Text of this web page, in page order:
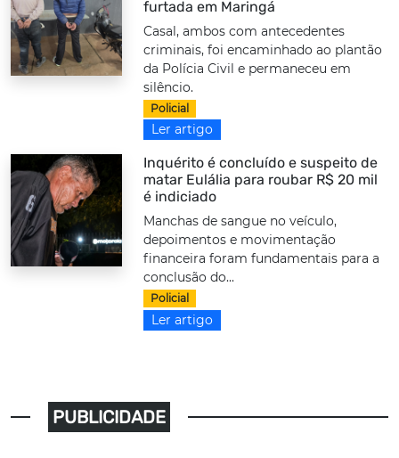
furtada em Maringá
Casal, ambos com antecedentes
criminais, foi encaminhado ao plantão
da Polícia Civil e permaneceu em
silêncio.
Policial
Ler artigo
Inquérito é concluído e suspeito de
matar Eulália para roubar R$ 20 mil
é indiciado
Manchas de sangue no veículo,
depoimentos e movimentação
financeira foram fundamentais para a
conclusão do...
Policial
Ler artigo
PUBLICIDADE